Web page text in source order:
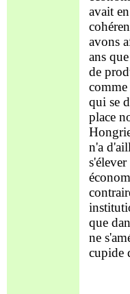
avait
avons
ans
de
qui se
place
n'a
que
ne
cupide